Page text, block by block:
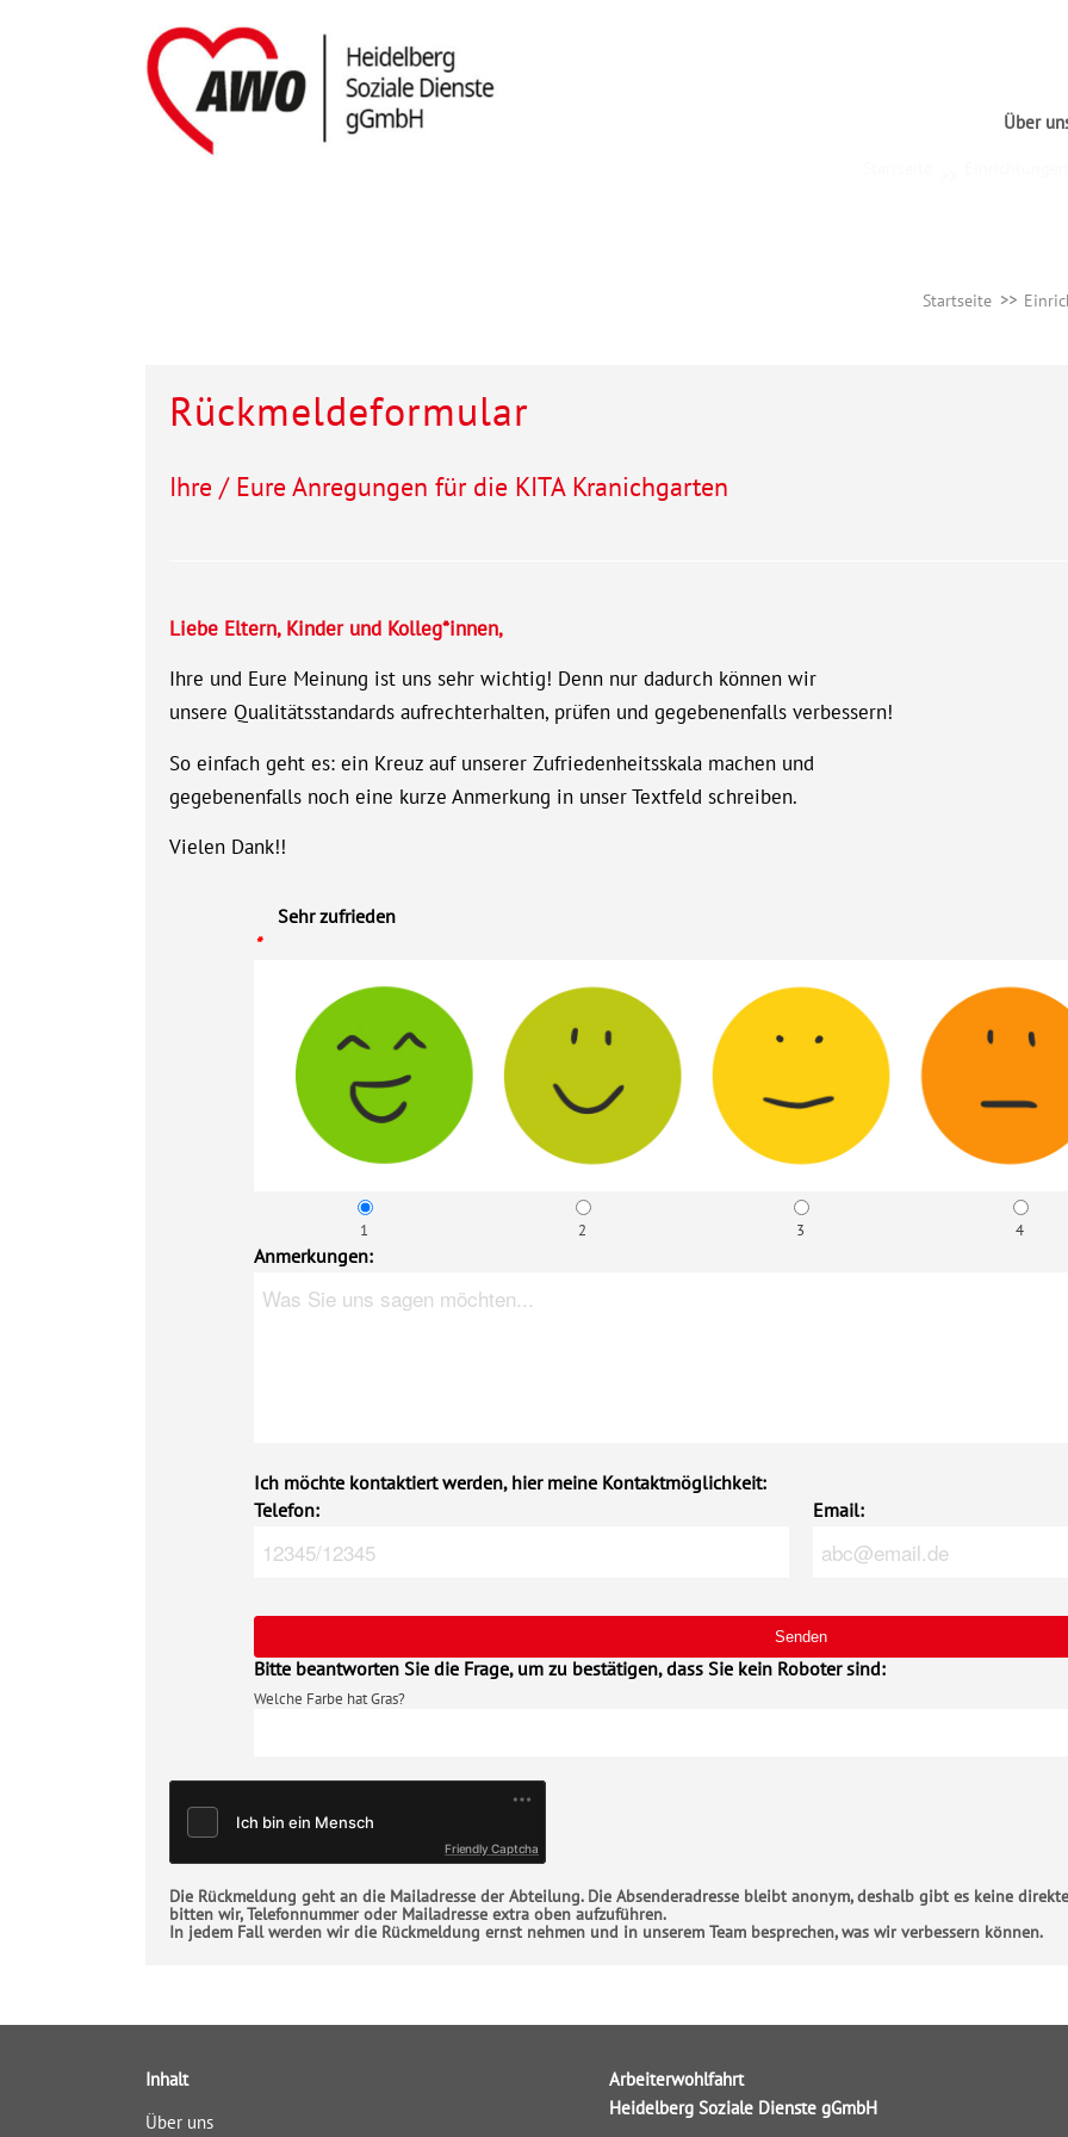
Über
Startseite
Rückmeldeformular
Ihre / Eure Anregungen für die KITA Kranichgarten
Liebe Eltern, Kinder und Kolleg*innen,
Ihre und Eure Meinung ist uns sehr wichtig! Denn nur dadurch können wir
unsere Qualitätsstandards aufrechterhalten, prüfen und gegebenenfalls verbessern!
So einfach geht es: ein Kreuz auf unserer Zufriedenheitsskala machen und
gegebenenfalls noch eine kurze Anmerkung in unser Textfeld schreiben.
Vielen Dank!!
Sehr zufrieden
*
1 2 3 4
Anmerkungen:
Ich möchte kontaktiert werden, hier meine Kontaktmöglichkeit:
Telefon:
Email:
Bitte
dieses
Feld
Bitte beantworten Sie die Frage, um zu bestätigen, dass Sie kein Roboter sind:
Welche Farbe hat Gras?
Friendly Captcha
Die Rückmeldung geht an die Mailadresse der Abteilung. Die Absenderadresse bleibt anonym, deshalb gibt es keine
bitten wir, Telefonnummer oder Mailadresse extra oben aufzuführen.
In jedem Fall werden wir die Rückmeldung ernst nehmen und in unserem Team besprechen, was wir verbessern können.
Inhalt
Über uns
Arbeiterwohlfahrt
Heidelberg Soziale Dienste gGmbH